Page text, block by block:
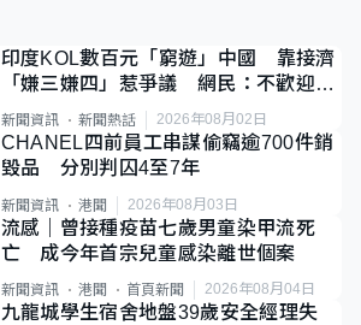
印度KOL數百元「窮遊」中國 靠接濟
「嫌三嫌四」惹爭議 網民：不歡迎劣
質旅客
新聞資訊 新聞熱話 2026年08月02日
CHANEL四前員工串謀偷竊逾700件銷
毀品 分別判囚4至7年
新聞資訊 港聞 2026年08月03日
流感｜曾接種疫苗七歲男童染甲流死
亡 成今年首宗兒童感染離世個案
新聞資訊 港聞 首頁新聞 2026年08月04日
九龍城學生宿舍地盤39歲安全經理失